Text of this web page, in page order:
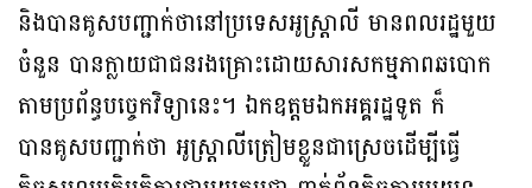
និងបានគូសបញ្ជាក់ថានៅប្រទេសអូស្ត្រាលី មានពលរដ្ឋមួយ
ចំនួន បានក្លាយជាជនរងគ្រោះដោយសារសកម្មភាពឆបោក
តាមប្រព័ន្ធបច្ចេកវិទ្យានេះ។ ឯកឧត្តមឯកអគ្គរដ្ឋទូត ក៏
បានគូសបញ្ជាក់ថា អូស្ត្រាលីត្រៀមខ្លួនជាស្រេចដើម្បីធ្វើ